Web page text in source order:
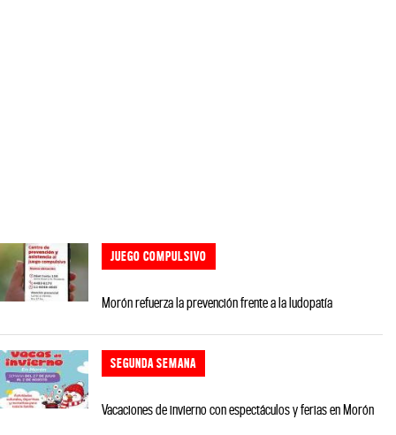
JUEGO COMPULSIVO
Morón refuerza la prevención frente a la ludopatía
SEGUNDA SEMANA
Vacaciones de invierno con espectáculos y ferias en Morón